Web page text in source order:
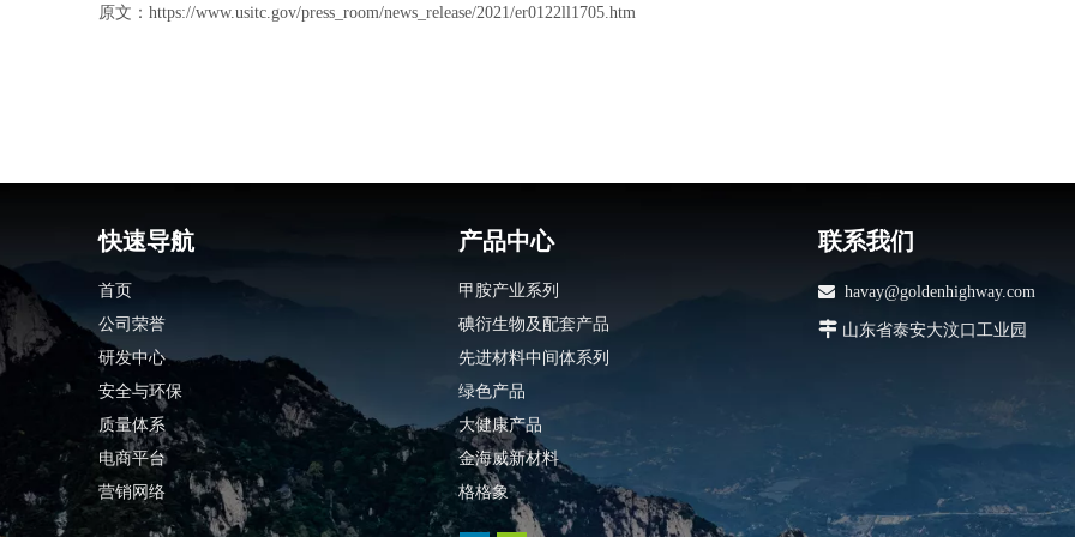
原文：https://www.usitc.gov/press_room/news_release/2021/er0122ll1705.htm
快速导航
首页
公司荣誉
研发中心
安全与环保
质量体系
电商平台
营销网络
产品中心
甲胺产业系列
碘衍生物及配套产品
先进材料中间体系列
绿色产品
大健康产品
金海威新材料
格格象
联系我们
 havay@goldenhighway.com
 山东省泰安大汶口工业园